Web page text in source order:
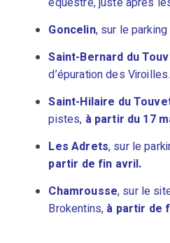
Goncelin, sur le
Saint-Bernard du
d’épuration des Viroilles.
Saint-Hilaire du
pistes, à partir du 17
Les Adrets, sur le
partir de fin avril.
Chamrousse, sur le
Brokentins, à partir de